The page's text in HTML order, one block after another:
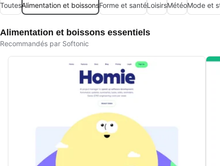
ToutesAlimentation et boissonsForme et santéLoisirsMétéoMode et
Alimentation et boissons essentiels
Recommandés par Softonic